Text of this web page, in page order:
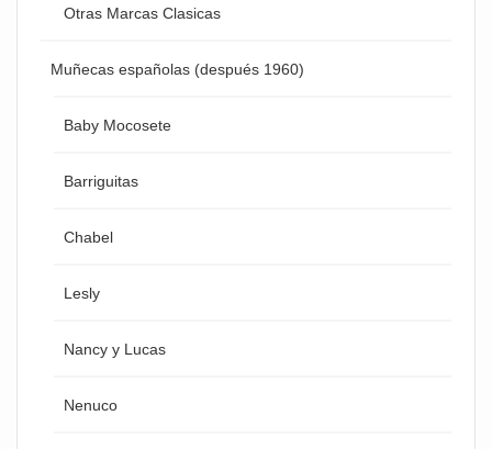
Otras Marcas Clasicas
Muñecas españolas (después 1960)
Baby Mocosete
Barriguitas
Chabel
Lesly
Nancy y Lucas
Nenuco